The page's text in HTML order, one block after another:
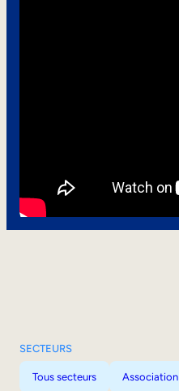
SECTEURS
Tous secteurs Association